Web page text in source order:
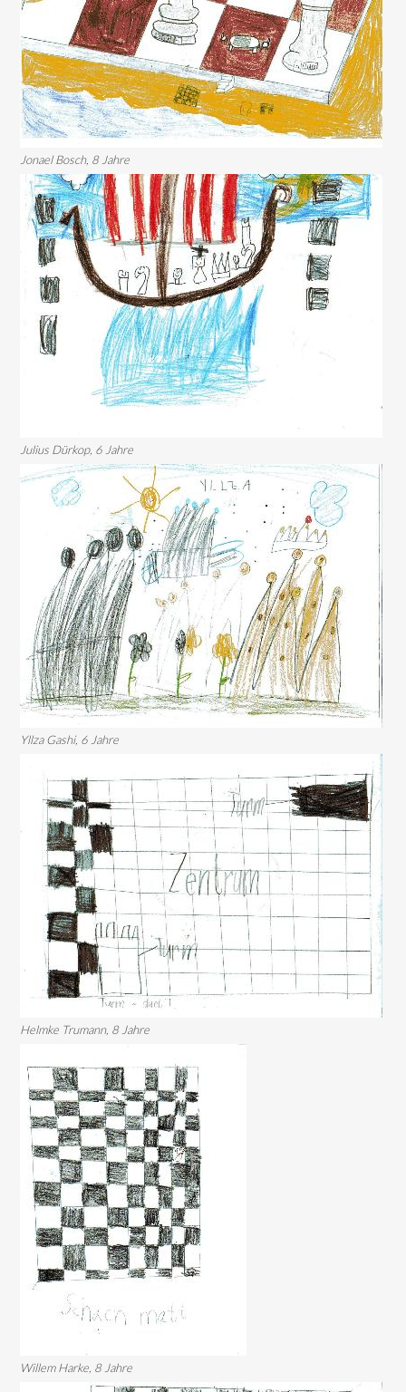
Jonael Bosch, 8 Jahre
Julius Dürkop, 6 Jahre
Yllza Gashi, 6 Jahre
Helmke Trumann, 8 Jahre
Willem Harke, 8 Jahre